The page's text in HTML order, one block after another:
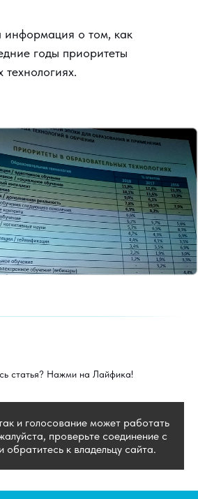
о том, как
годы приоритеты
технологиях.
статья? Нажми на Лайфика!
и голосование может работать
проверьте соединение с
обратитесь к владельцу сайта.